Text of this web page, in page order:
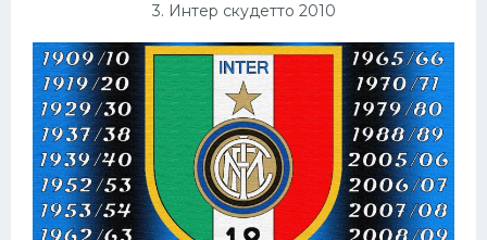
3. Интер скудетто 2010